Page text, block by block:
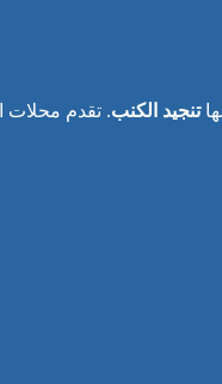
تنجيد الكنب. تقدم محلات